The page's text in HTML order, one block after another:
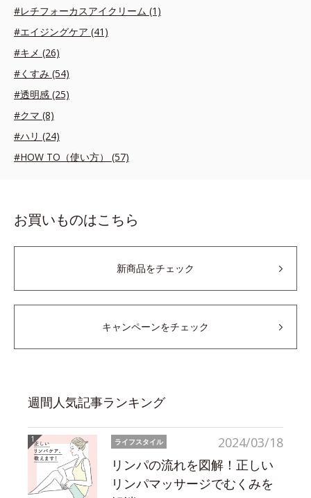
#レチフォーカスアイクリーム (1)
#エイジングケア (41)
#キメ (26)
#くすみ (54)
#透明感 (25)
#クマ (8)
#ハリ (24)
#HOW TO（使い方） (57)
お買いものはこちら
新商品をチェック
キャンペーンをチェック
週間人気記事ランキング
2024/03/18
ライフスタイル
リンパの流れを図解！正しい
リンパマッサージでむくみを